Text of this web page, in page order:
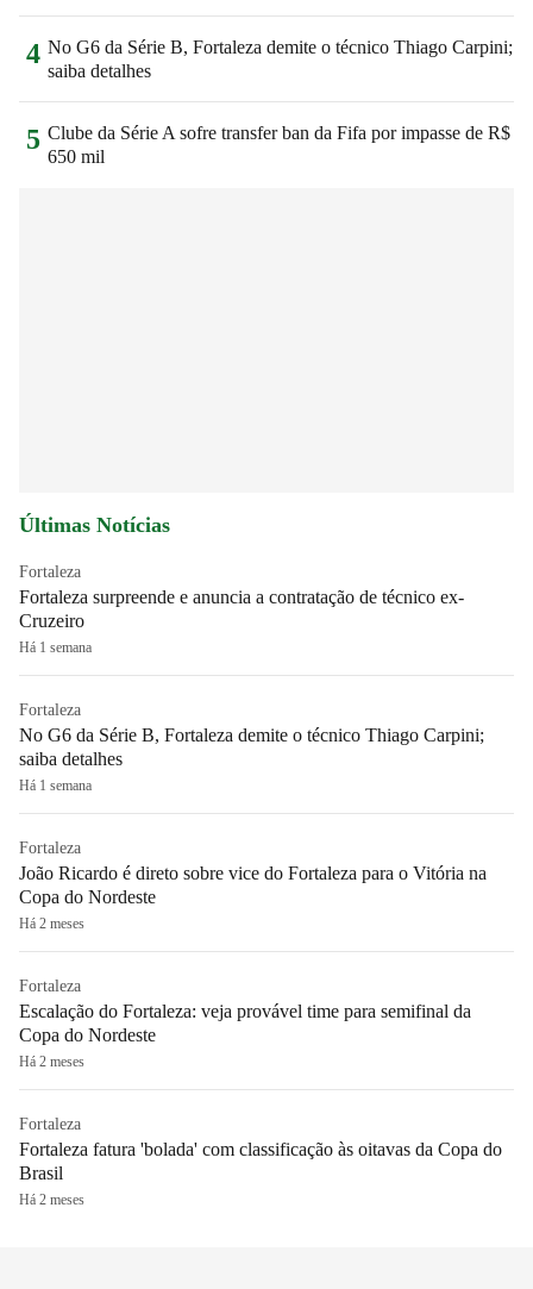
4 No G6 da Série B, Fortaleza demite o técnico Thiago Carpini;
saiba detalhes
5 Clube da Série A sofre transfer ban da Fifa por impasse de R$
650 mil
Últimas Notícias
Fortaleza
Fortaleza surpreende e anuncia a contratação de técnico ex-
Cruzeiro
Há 1 semana
Fortaleza
No G6 da Série B, Fortaleza demite o técnico Thiago Carpini;
saiba detalhes
Há 1 semana
Fortaleza
João Ricardo é direto sobre vice do Fortaleza para o Vitória na
Copa do Nordeste
Há 2 meses
Fortaleza
Escalação do Fortaleza: veja provável time para semifinal da
Copa do Nordeste
Há 2 meses
Fortaleza
Fortaleza fatura 'bolada' com classificação às oitavas da Copa do
Brasil
Há 2 meses